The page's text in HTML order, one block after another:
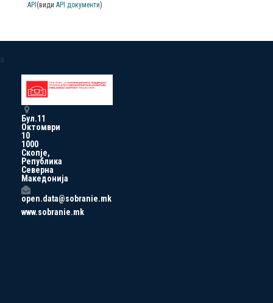
API (види API документи)
a
Бул.11
Октомври
10
1000
Скопје,
Република
Северна
Македонија
open.data@sobranie.mk
www.sobranie.mk